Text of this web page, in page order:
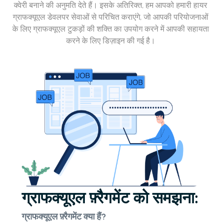
क्वेरी बनाने की अनुमति देते हैं। इसके अतिरिक्त, हम आपको हमारी हायर
ग्राफक्यूएल डेवलपर सेवाओं से परिचित कराएंगे, जो आपकी परियोजनाओं
के लिए ग्राफक्यूएल टुकड़ों की शक्ति का उपयोग करने में आपकी सहायता
करने के लिए डिज़ाइन की गई है।
ग्राफक्यूएल फ़्रैगमेंट को समझना:
ग्राफक्यूएल फ़्रैगमेंट क्या हैं?